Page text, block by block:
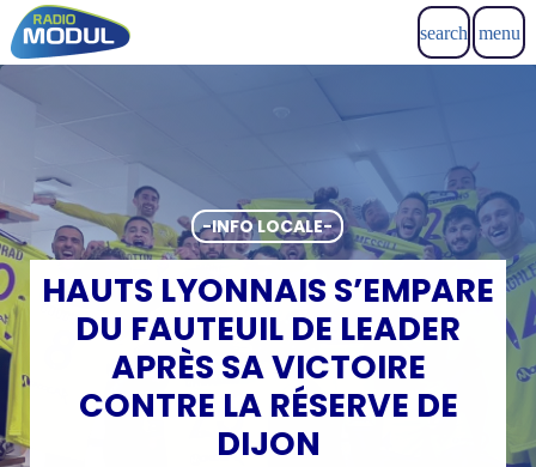
search menu
-INFO LOCALE-
HAUTS LYONNAIS S’EMPARE
DU FAUTEUIL DE LEADER
APRÈS SA VICTOIRE
CONTRE LA RÉSERVE DE
DIJON